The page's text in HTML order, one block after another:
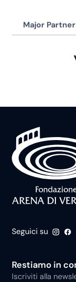
Major
Seguici su
Restiamo in
Iscriviti alla